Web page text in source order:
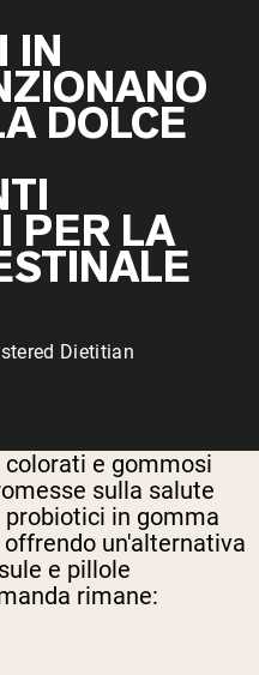
Protein
IN
DOLCE
PER LA
Dietitian
e gommosi
sulla salute
probiotici in gomma
un'alternativa
e pillole
rimane: